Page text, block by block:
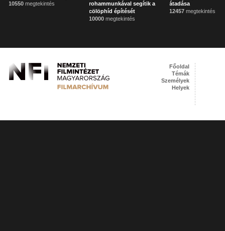
10550 megtekintés
rohammunkával segítik a
cölöphíd építését
10000 megtekintés
átadása
12457 megtekintés
Főoldal
Témák
Személyek
Helyek